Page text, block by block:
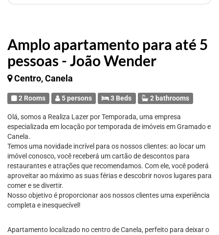
Amplo apartamento para até 5
pessoas - João Wender
Centro, Canela
2 Rooms 5 persons 3 Beds 2 bathrooms
Olá, somos a Realiza Lazer por Temporada, uma empresa
especializada em locação por temporada de imóveis em Gramado e
Canela.
Temos uma novidade incrível para os nossos clientes: ao locar um
imóvel conosco, você receberá um cartão de descontos para
restaurantes e atrações que recomendamos. Com ele, você poderá
aproveitar ao máximo as suas férias e descobrir novos lugares para
comer e se divertir.
Nosso objetivo é proporcionar aos nossos clientes uma experiência
completa e inesquecível!
Apartamento localizado no centro de Canela, perfeito para deixar o